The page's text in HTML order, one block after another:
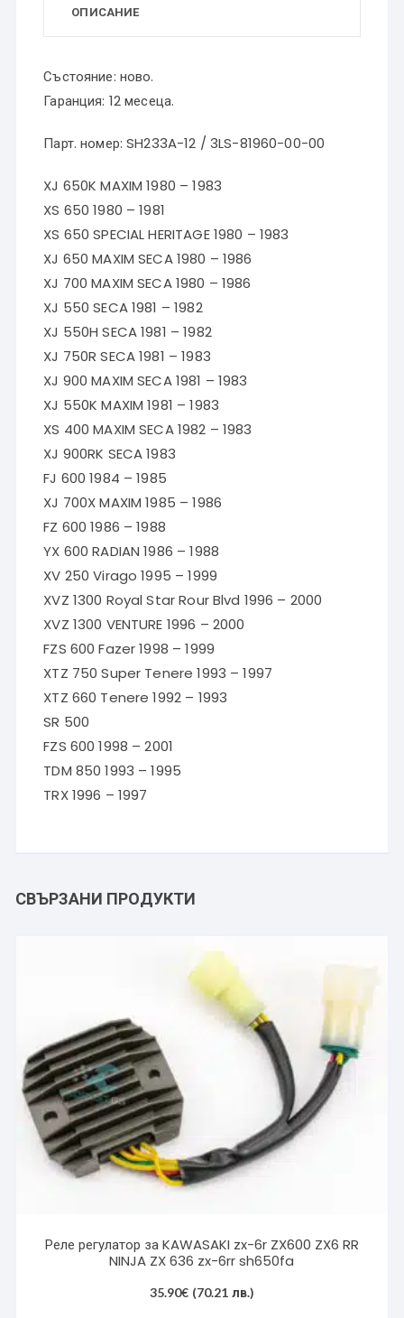
ОПИСАНИЕ
Състояние: ново.
Гаранция: 12 месеца.
Парт. номер: SH233A-12 / 3LS-81960-00-00
XJ 650K MAXIM 1980 – 1983
XS 650 1980 – 1981
XS 650 SPECIAL HERITAGE 1980 – 1983
XJ 650 MAXIM SECA 1980 – 1986
XJ 700 MAXIM SECA 1980 – 1986
XJ 550 SECA 1981 – 1982
XJ 550H SECA 1981 – 1982
XJ 750R SECA 1981 – 1983
XJ 900 MAXIM SECA 1981 – 1983
XJ 550K MAXIM 1981 – 1983
XS 400 MAXIM SECA 1982 – 1983
XJ 900RK SECA 1983
FJ 600 1984 – 1985
XJ 700X MAXIM 1985 – 1986
FZ 600 1986 – 1988
YX 600 RADIAN 1986 – 1988
XV 250 Virago 1995 – 1999
XVZ 1300 Royal Star Rour Blvd 1996 – 2000
XVZ 1300 VENTURE 1996 – 2000
FZS 600 Fazer 1998 – 1999
XTZ 750 Super Tenere 1993 – 1997
XTZ 660 Tenere 1992 – 1993
SR 500
FZS 600 1998 – 2001
TDM 850 1993 – 1995
TRX 1996 – 1997
СВЪРЗАНИ ПРОДУКТИ
Реле регулатор за KAWASAKI zx-6r ZX600 ZX6 RR
NINJA ZX 636 zx-6rr sh650fa
35.90€ (70.21 лв.)